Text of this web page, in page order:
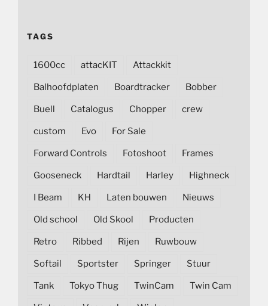
TAGS
1600cc attacKIT Attackkit
Balhoofdplaten Boardtracker Bobber
Buell Catalogus Chopper crew
custom Evo For Sale
Forward Controls Fotoshoot Frames
Gooseneck Hardtail Harley Highneck
I Beam KH Laten bouwen Nieuws
Old school Old Skool Producten
Retro Ribbed Rijen Ruwbouw
Softail Sportster Springer Stuur
Tank Tokyo Thug TwinCam Twin Cam